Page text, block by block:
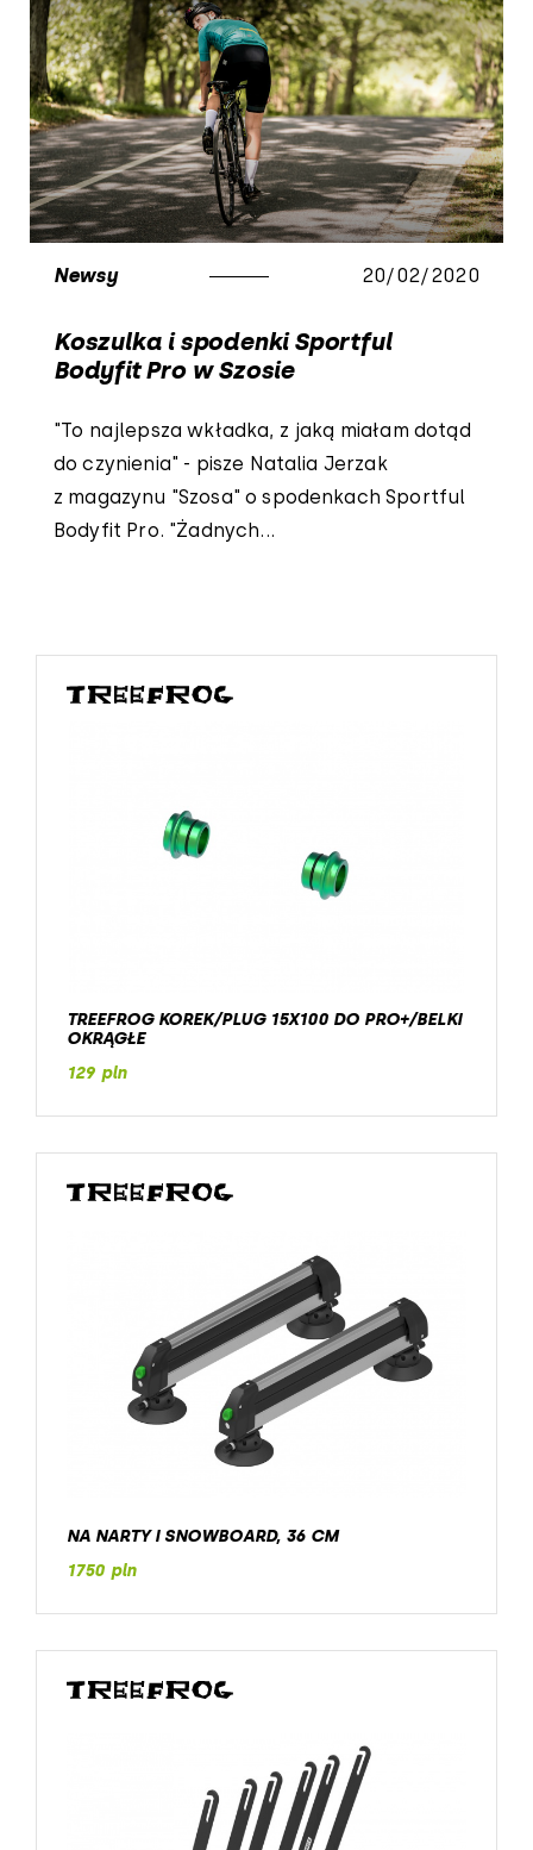
Newsy 20/02/2020
Koszulka i spodenki Sportful
Bodyfit Pro w Szosie
"To najlepsza wkładka, z jaką miałam dotąd
do czynienia" - pisze Natalia Jerzak
z magazynu "Szosa" o spodenkach Sportful
Bodyfit Pro. "Żadnych...
TREEFROG KOREK/PLUG 15X100 DO PRO+/BELKI
OKRĄGŁE
129 pln
NA NARTY I SNOWBOARD, 36 CM
1750 pln